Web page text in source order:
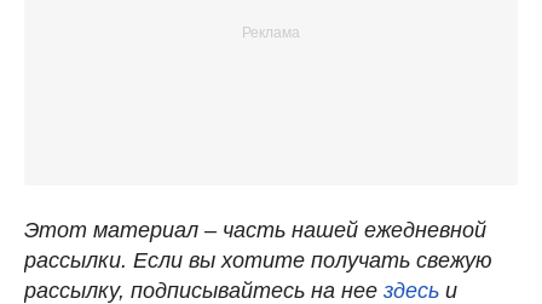
Этот материал – часть нашей ежедневной
рассылки. Если вы хотите получать свежую
рассылку, подписывайтесь на нее здесь и